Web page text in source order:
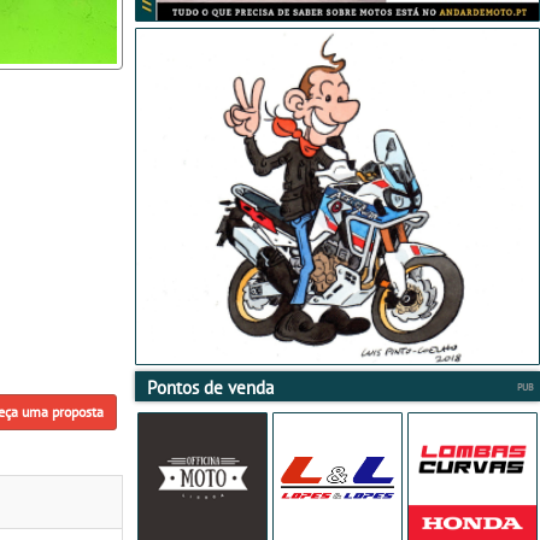
uma proposta
Pontos de venda